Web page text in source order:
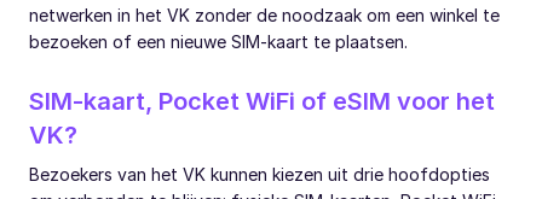
netwerken in het VK zonder de noodzaak om een winkel te
bezoeken of een nieuwe SIM-kaart te plaatsen.
SIM-kaart, Pocket WiFi of eSIM voor het
VK?
Bezoekers van het VK kunnen kiezen uit drie hoofdopties